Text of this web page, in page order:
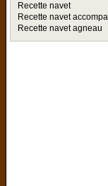
Recette navet
Recette navet
Recette navet agneau